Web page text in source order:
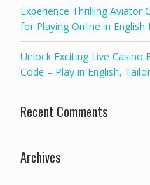
Experience Thrilling Aviator
for Playing Online in English
Unlock Exciting Live
Code – Play in English,
Recent Comments
Archives